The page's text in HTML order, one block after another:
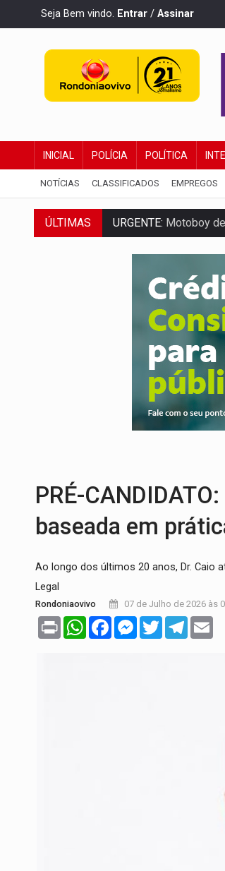
Seja Bem vindo. Entrar / Assinar
INICIAL POLÍCIA POLÍTICA
NOTÍCIAS CLASSIFICADOS EMPREGOS
ÚLTIMAS
URGENTE:Motoboy
ELEIÇÕES 2026:
CONEXÃO
ELEIÇÕES 2026:
Quadrilha é
BAIRRO TEIXEIRÃO:
SUCESSO NA
PRÉ-
baseada em
Ao longo dos últimos 20 anos, Dr. Caio
Legal
Rondoniaovivo 07 de Julho de 2026 às
Print WhatsAppFacebookMessenger
TwitterTelegram